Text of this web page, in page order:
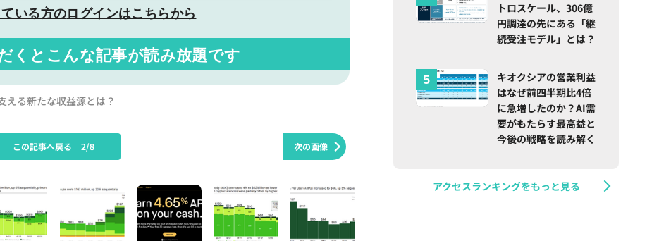
いる方のログインはこちらから
くと こんな記事が読み放題です
える新たな収益源とは？
次の画像
この記事へ戻る 2/8
トロスケール、306億
円調達の先にある「継
続受注モデル」とは？
キオクシアの営業利益
はなぜ前四半期比4倍
に急増したのか？AI需
要がもたらす最高益と
今後の戦略を読み解く
アクセスランキングをもっと見る